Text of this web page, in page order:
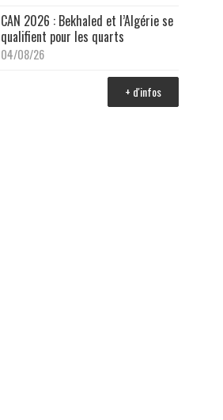
CAN 2026 : Bekhaled et l’Algérie se
qualifient pour les quarts
04/08/26
+ d'infos